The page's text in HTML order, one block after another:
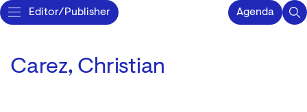
Editor/Publisher Agenda
Carez, Christian